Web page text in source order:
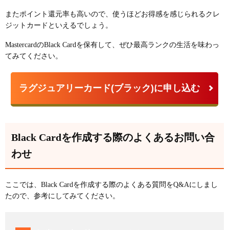
またポイント還元率も高いので、使うほどお得感を感じられるクレ
ジットカードといえるでしょう。
MastercardのBlack Cardを保有して、ぜひ最高ランクの生活を味わっ
てみてください。
ラグジュアリーカード(ブラック)に申し込む
Black Cardを作成する際のよくあるお問い合
わせ
ここでは、Black Cardを作成する際のよくある質問をQ&Aにしまし
たので、参考にしてみてください。